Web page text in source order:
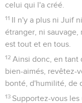
celui qui l'a créé.
11 Il n'y a plus ni Juif
étranger, ni sauvage,
est tout et en tous.
12 Ainsi donc, en tant
bien-aimés, revêtez-
bonté, d'humilité, de
13 Supportez-vous